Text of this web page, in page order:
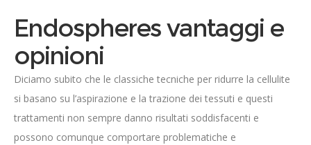
Endospheres vantaggi e
opinioni
Diciamo subito che le classiche tecniche per ridurre la cellulite
si basano su l’aspirazione e la trazione dei tessuti e questi
trattamenti non sempre danno risultati soddisfacenti e
possono comunque comportare problematiche e